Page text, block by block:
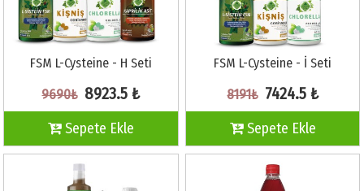
FSM L-Cysteine - H Seti
9690₺ 8923.5 ₺
Sepete Ekle
FSM L-Cysteine - İ Seti
8191₺ 7424.5 ₺
Sepete Ekle